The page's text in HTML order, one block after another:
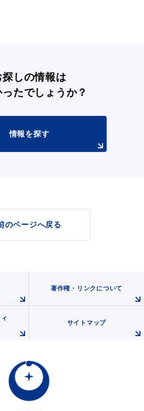
探しの情報は
ったでしょうか？
情報を探す
のページへ戻る
著作権・リンクについて
サイトマップ